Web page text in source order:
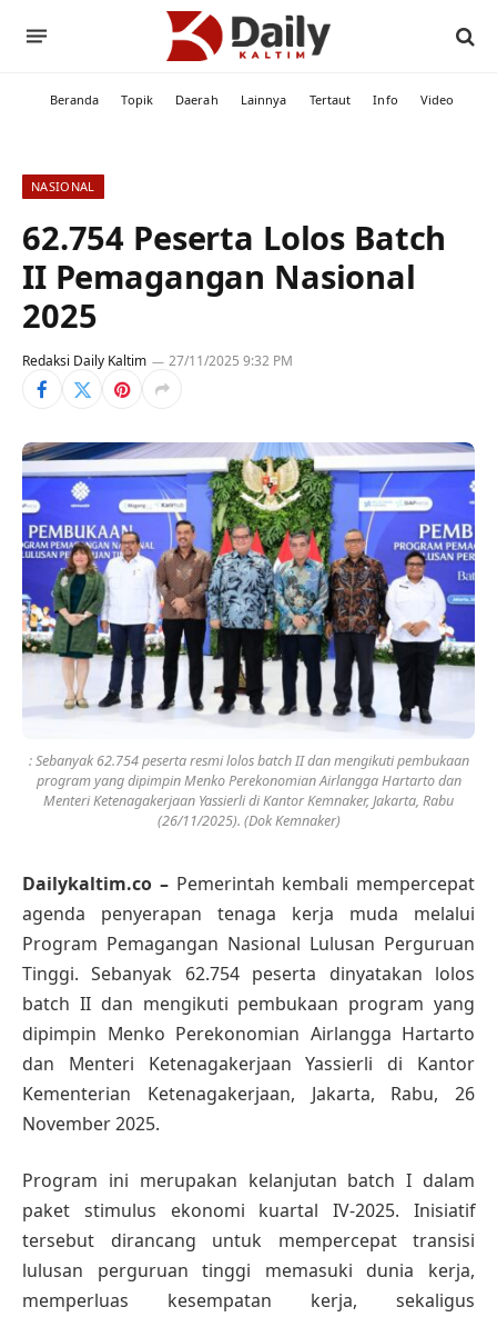
Beranda Topik Daerah Lainnya Tertaut Info Video
NASIONAL
62.754 Peserta Lolos Batch
II Pemagangan Nasional
2025
Redaksi Daily Kaltim 27/11/2025 9:32 PM
: Sebanyak 62.754 peserta resmi lolos batch II dan mengikuti pembukaan
program yang dipimpin Menko Perekonomian Airlangga Hartarto dan
Menteri Ketenagakerjaan Yassierli di Kantor Kemnaker, Jakarta, Rabu
(26/11/2025). (Dok Kemnaker)
Dailykaltim.co – Pemerintah kembali mempercepat
agenda penyerapan tenaga kerja muda melalui
Program Pemagangan Nasional Lulusan Perguruan
Tinggi. Sebanyak 62.754 peserta dinyatakan lolos
batch II dan mengikuti pembukaan program yang
dipimpin Menko Perekonomian Airlangga Hartarto
dan Menteri Ketenagakerjaan Yassierli di Kantor
Kementerian Ketenagakerjaan, Jakarta, Rabu, 26
November 2025.
Program ini merupakan kelanjutan batch I dalam
paket stimulus ekonomi kuartal IV-2025. Inisiatif
tersebut dirancang untuk mempercepat transisi
lulusan perguruan tinggi memasuki dunia kerja,
memperluas kesempatan kerja, sekaligus